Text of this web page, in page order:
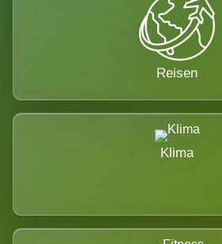
Reisen
Klima